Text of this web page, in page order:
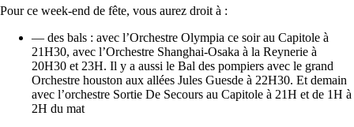
Pour ce week-end de fête, vous aurez droit à :
— des bals : avec l’Orchestre Olympia ce soir au Capitole à
21H30, avec l’Orchestre Shanghai-Osaka à la Reynerie à
20H30 et 23H. Il y a aussi le Bal des pompiers avec le grand
Orchestre houston aux allées Jules Guesde à 22H30. Et demain
avec l’orchestre Sortie De Secours au Capitole à 21H et de 1H à
2H du mat